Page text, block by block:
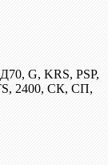
G, KRS, PSP,
2400, СК, СП,